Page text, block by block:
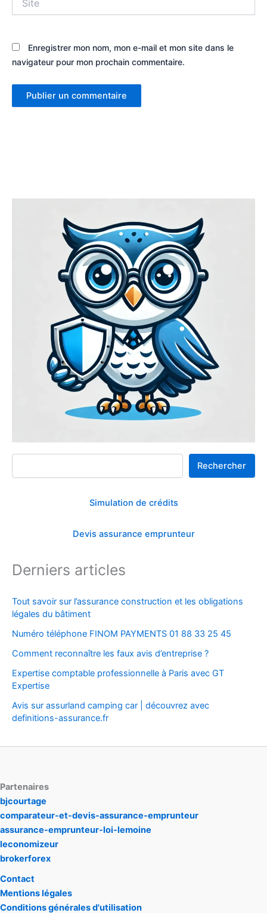
Enregistrer mon nom, mon e-mail et mon site dans le
navigateur pour mon prochain commentaire.
Rechercher
Rechercher
Simulation de crédits
Devis assurance emprunteur
Derniers articles
Tout savoir sur l’assurance construction et les obligations
légales du bâtiment
Numéro téléphone FINOM PAYMENTS 01 88 33 25 45
Comment reconnaître les faux avis d’entreprise ?
Expertise comptable professionnelle à Paris avec GT
Expertise
Avis sur assurland camping car | découvrez avec
definitions-assurance.fr
Partenaires
bjcourtage
comparateur-et-devis-assurance-emprunteur
assurance-emprunteur-loi-lemoine
leconomizeur
brokerforex
Contact
Mentions légales
Conditions générales d'utilisation